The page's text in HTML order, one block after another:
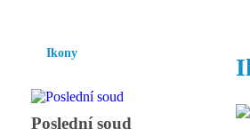
Ikony
Poslední soud